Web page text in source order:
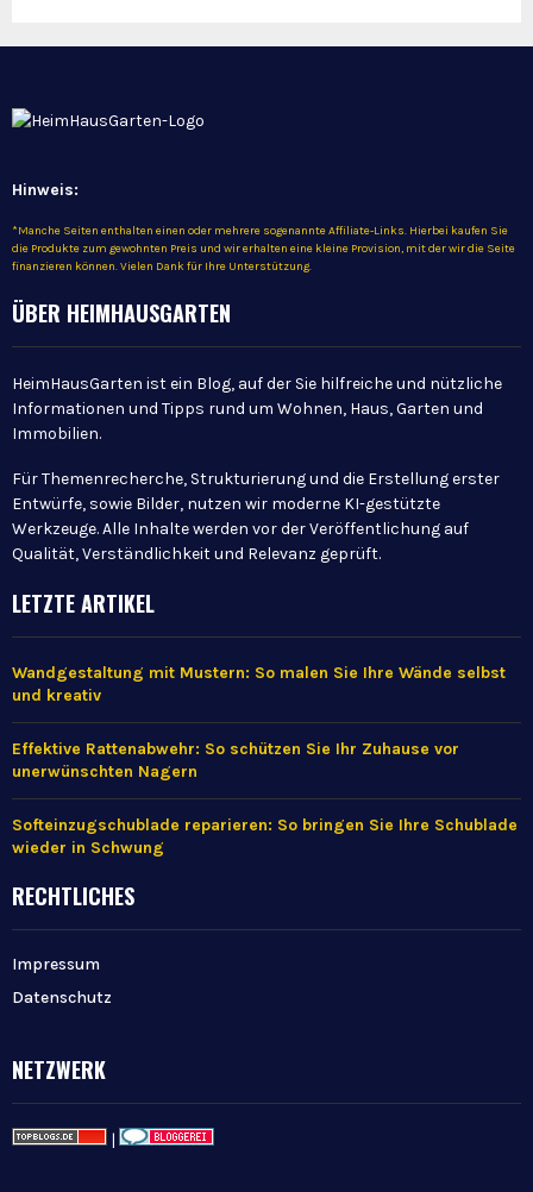
Hinweis:
*Manche Seiten enthalten einen oder mehrere sogenannte Affiliate-Links. Hierbei kaufen Sie
die Produkte zum gewohnten Preis und wir erhalten eine kleine Provision, mit der wir die Seite
finanzieren können. Vielen Dank für Ihre Unterstützung.
ÜBER HEIMHAUSGARTEN
HeimHausGarten ist ein Blog, auf der Sie hilfreiche und nützliche
Informationen und Tipps rund um Wohnen, Haus, Garten und
Immobilien.
Für Themenrecherche, Strukturierung und die Erstellung erster
Entwürfe, sowie Bilder, nutzen wir moderne KI-gestützte
Werkzeuge. Alle Inhalte werden vor der Veröffentlichung auf
Qualität, Verständlichkeit und Relevanz geprüft.
LETZTE ARTIKEL
Wandgestaltung mit Mustern: So malen Sie Ihre Wände selbst
und kreativ
Effektive Rattenabwehr: So schützen Sie Ihr Zuhause vor
unerwünschten Nagern
Softeinzugschublade reparieren: So bringen Sie Ihre Schublade
wieder in Schwung
RECHTLICHES
Impressum
Datenschutz
NETZWERK
|